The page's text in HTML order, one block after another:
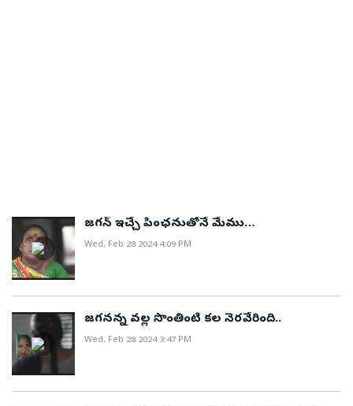
జగన్ ఇచ్చే పింఛనుతోనే మేము
బతుకుతున్నాము.. మమ్మల్ని కొడుకులా
చూసుకుంటున్నాడు..!
Wed, Feb 28 2024 4:09 PM
జగనన్న వల్ల సొంతింటి కల నెరవేరింది..
Wed, Feb 28 2024 3:47 PM